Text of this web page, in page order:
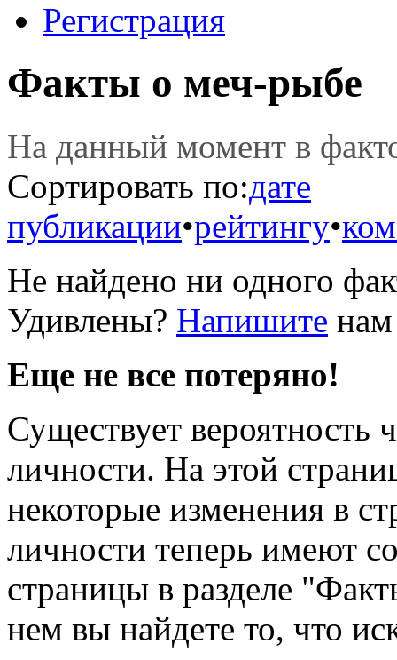
Регистрация
Факты о меч-рыбе
На данный момент в
Сортировать по:дате
публикации•рейтингу•
Не найдено ни одного
Удивлены? Напишите
Еще не все потеряно!
Существует вероятность
личности. На этой
некоторые изменения в
личности теперь имеют
страницы в разделе
нем вы найдете то, что